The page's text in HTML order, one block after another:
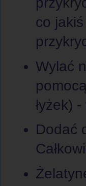
co
Wylać
łyżek)
Dodać